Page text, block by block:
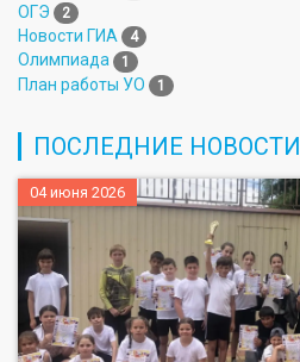
ОГЭ 2
Новости ГИА 4
Олимпиада 1
План работы УО 1
ПОСЛЕДНИЕ НОВОСТИ
04 июня 2026